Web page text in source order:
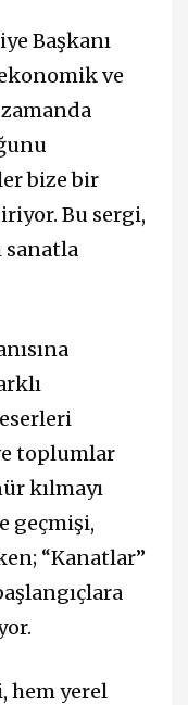
Başkanı
ve
bize bir
Bu sergi,
sanatla
toplumlar
kılmayı
geçmişi,
“Kanatlar”
hem yerel